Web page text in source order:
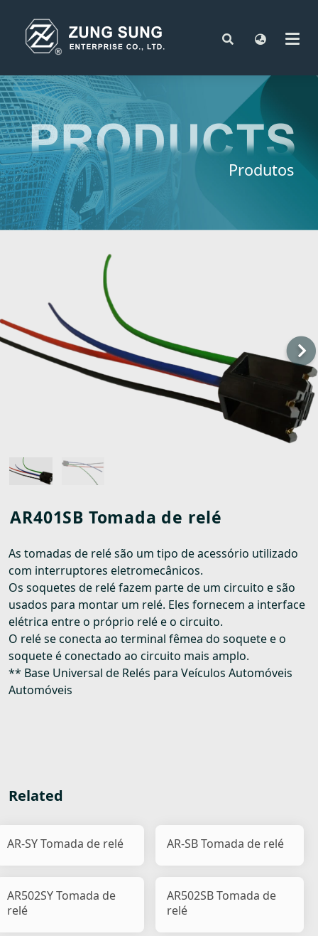
Produtos
AR401SB Tomada de relé
As tomadas de relé são um tipo de acessório utilizado
com interruptores eletromecânicos.
Os soquetes de relé fazem parte de um circuito e são
usados para montar um relé. Eles fornecem a interface
elétrica entre o próprio relé e o circuito.
O relé se conecta ao terminal fêmea do soquete e o
soquete é conectado ao circuito mais amplo.
** Base Universal de Relés para Veículos Automóveis
Automóveis
Related
AR-SY Tomada de relé AR-SB Tomada de relé
AR502SY Tomada de
relé
AR502SB Tomada de
relé